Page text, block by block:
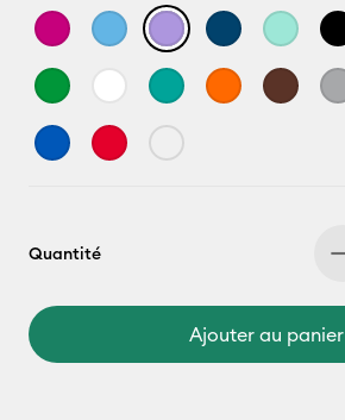
Quantité
Ajouter au panier